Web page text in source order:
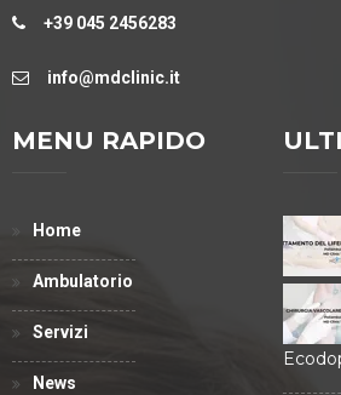
+39 045 2456283
info@mdclinic.it
MENU RAPIDO
Home
Ambulatorio
Servizi
News